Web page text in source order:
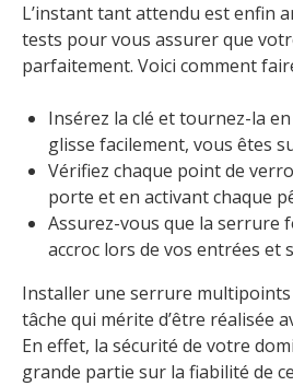
L’instant tant attendu est enfin
tests pour vous assurer que
parfaitement. Voici comment
Insérez la clé et tournez-la
glisse facilement, vous êtes
Vérifiez chaque point de
porte et en activant chaque
Assurez-vous que la serrure
accroc lors de vos entrées et
Installer une serrure
tâche qui mérite d’être réalisée
En effet, la sécurité de votre
grande partie sur la fiabilité de